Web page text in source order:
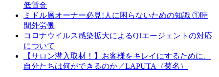
低賃金
ミドル層オーナー必見!人に困らないための知識 ①時
間外労働
コロナウイルス感染拡大によるQJエージェントの対応
について
【サロン潜入取材！】お客様をキレイにするために、
自分たちは何ができるのか／LAPUTA（菊名）